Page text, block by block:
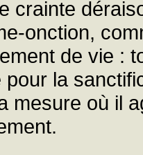
crainte
onction,
de vie :
la
mesure où il